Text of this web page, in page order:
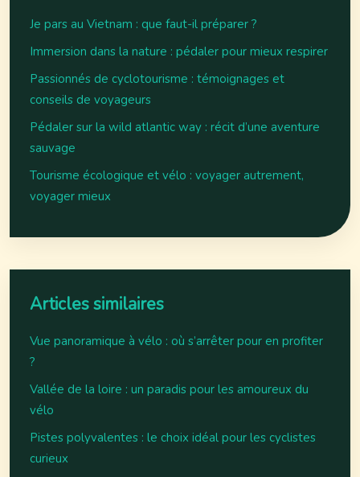
Je pars au Vietnam : que faut-il préparer ?
Immersion dans la nature : pédaler pour mieux respirer
Passionnés de cyclotourisme : témoignages et
conseils de voyageurs
Pédaler sur la wild atlantic way : récit d’une aventure
sauvage
Tourisme écologique et vélo : voyager autrement,
voyager mieux
Articles similaires
Vue panoramique à vélo : où s’arrêter pour en profiter
?
Vallée de la loire : un paradis pour les amoureux du
vélo
Pistes polyvalentes : le choix idéal pour les cyclistes
curieux